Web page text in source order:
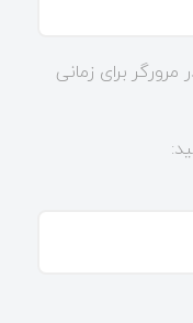
برای زمانی